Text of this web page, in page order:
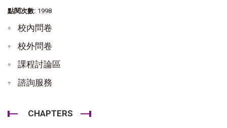
點閱次數: 1998
校內問卷
校外問卷
課程討論區
諮詢服務
CHAPTERS